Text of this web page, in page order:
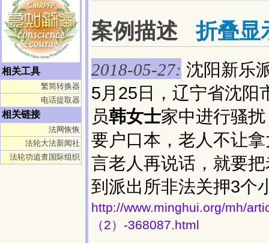
相关工具
繁简转换器
电话提取器
相关链接
法网恢恢
法轮大法新闻社
法轮功追查国际组织
案例描述折叠显
2018-05-27: 沈阳新乐
5月25日，辽宁省沈阳
员韩女士家中进行骚
要户口本，老人不让
言老人再说话，就要
到派出所非法关押3个
http://www.minghui.org/mh/
（2）-368087.html